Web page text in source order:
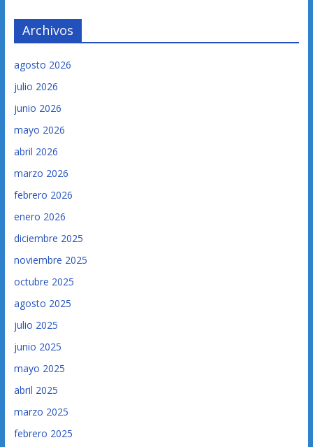
Archivos
agosto 2026
julio 2026
junio 2026
mayo 2026
abril 2026
marzo 2026
febrero 2026
enero 2026
diciembre 2025
noviembre 2025
octubre 2025
agosto 2025
julio 2025
junio 2025
mayo 2025
abril 2025
marzo 2025
febrero 2025